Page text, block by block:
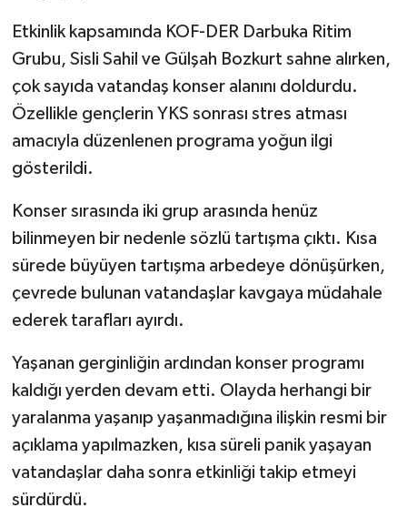
Etkinlik kapsamında KOF-DER Darbuka Ritim
Grubu, Sisli Sahil ve Gülşah Bozkurt sahne alırken,
çok sayıda vatandaş konser alanını doldurdu.
Özellikle gençlerin YKS sonrası stres atması
amacıyla düzenlenen programa yoğun ilgi
gösterildi.
Konser sırasında iki grup arasında henüz
bilinmeyen bir nedenle sözlü tartışma çıktı. Kısa
sürede büyüyen tartışma arbedeye dönüşürken,
çevrede bulunan vatandaşlar kavgaya müdahale
ederek tarafları ayırdı.
Yaşanan gerginliğin ardından konser programı
kaldığı yerden devam etti. Olayda herhangi bir
yaralanma yaşanıp yaşanmadığına ilişkin resmi bir
açıklama yapılmazken, kısa süreli panik yaşayan
vatandaşlar daha sonra etkinliği takip etmeyi
sürdürdü.
Politika
Resmi İlan
Röportaj
Sağlık
SİYASET
Spor
Ulusal
Yaşam